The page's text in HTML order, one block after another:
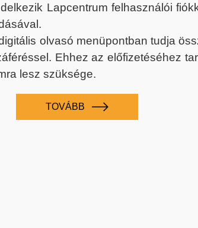
Lapcentrum felhasználói
olvasó menüpontban tudja
Ehhez az előfizetéséhez
lesz szüksége.
TOVÁBB